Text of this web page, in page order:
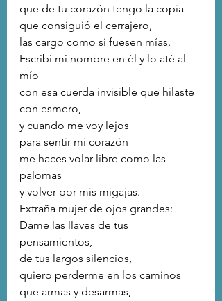
que de tu corazón tengo la copia
que consiguió el cerrajero,
las cargo como si fuesen mías.
Escribí mi nombre en él y lo até al
mío
con esa cuerda invisible que hilaste
con esmero,
y cuando me voy lejos
para sentir mi corazón
me haces volar libre como las
palomas
y volver por mis migajas.
Extraña mujer de ojos grandes:
Dame las llaves de tus
pensamientos,
de tus largos silencios,
quiero perderme en los caminos
que armas y desarmas,